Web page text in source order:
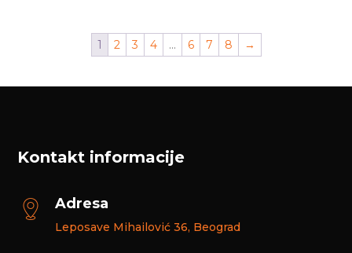
1 2 3 4 … 6 7 8 →
Kontakt informacije
Adresa
Leposave Mihailović 36, Beograd